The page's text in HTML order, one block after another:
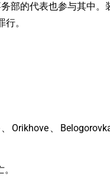
部的代表也参与其中。
。
、